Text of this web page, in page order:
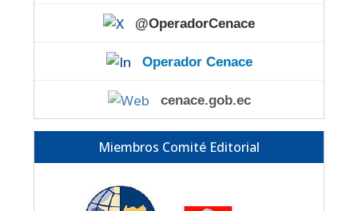
@OperadorCenace
Operador Cenace
cenace.gob.ec
Miembros Comité Editorial